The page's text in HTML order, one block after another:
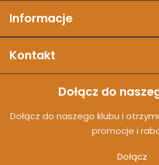
Informacje
Kontakt
Dołącz do
Dołącz do naszego klubu i
promocje i
Dołącz